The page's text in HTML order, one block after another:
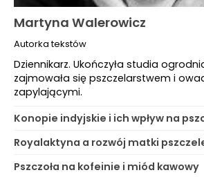
Martyna Walerowicz
Autorka tekstów
Dziennikarz. Ukończyła studia
zajmowała się pszczelarstwem i
zapylającymi.
Konopie indyjskie i ich wpływ na
Royalaktyna a rozwój matki
Pszczoła na kofeinie i miód kawowy